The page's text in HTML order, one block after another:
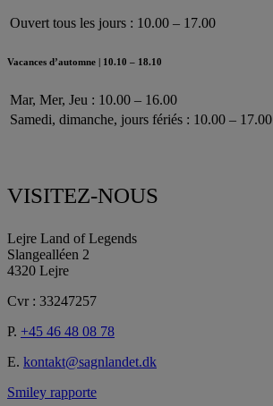
Ouvert tous les jours : 10.00 – 17.00
Vacances d’automne | 10.10 – 18.10
Mar, Mer, Jeu : 10.00 – 16.00
Samedi, dimanche, jours fériés : 10.00 – 17.00
VISITEZ-NOUS
Lejre Land of Legends
Slangealléen 2
4320 Lejre
Cvr : 33247257
P. +45 46 48 08 78
E. kontakt@sagnlandet.dk
Smiley rapporte